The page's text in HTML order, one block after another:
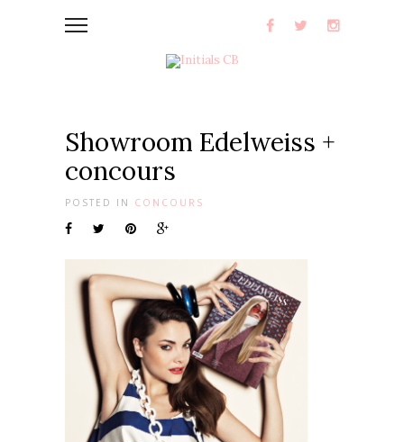
Showroom Edelweiss +
concours
POSTED IN CONCOURS